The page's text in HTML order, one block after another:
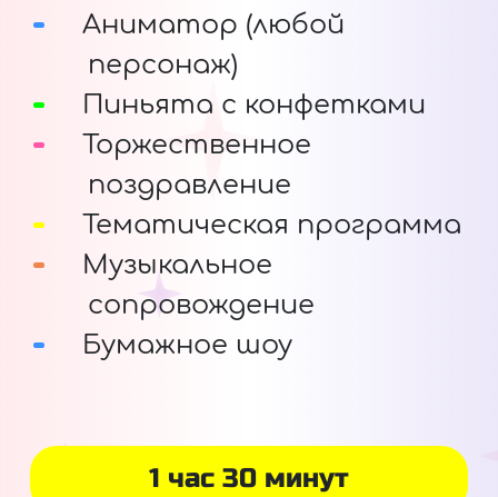
Аниматор (любой
персонаж)
Пиньята с конфетками
Торжественное
поздравление
Тематическая программа
Музыкальное
сопровождение
Бумажное шоу
1 час 30 минут